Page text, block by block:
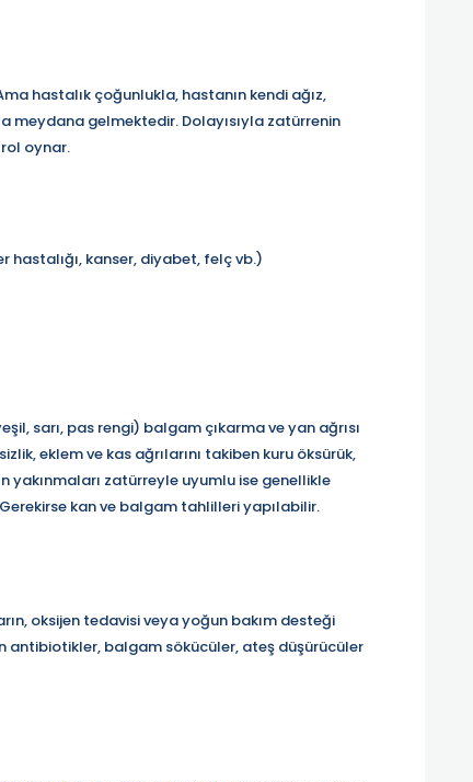
hastalık çoğunlukla, hastanın kendi ağız,
meydana gelmektedir. Dolayısıyla zatürrenin
oynar.
hastalığı, kanser, diyabet, felç vb.)
sarı, pas rengi) balgam çıkarma ve yan ağrısı
eklem ve kas ağrılarını takiben kuru öksürük,
yakınmaları zatürreyle uyumlu ise genellikle
kan ve balgam tahlilleri yapılabilir.
oksijen tedavisi veya yoğun bakım desteği
antibiotikler, balgam sökücüler, ateş düşürücüler